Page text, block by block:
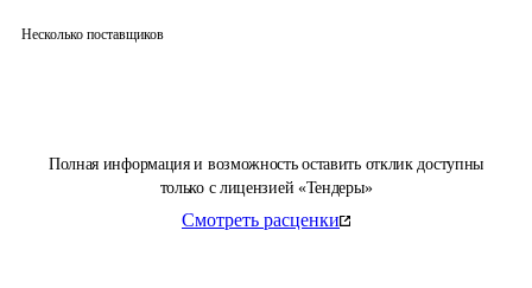
Полная информация и возможность оставить отклик доступны
только с лицензией «Тендеры»
Смотреть расценки
Несколько поставщиков